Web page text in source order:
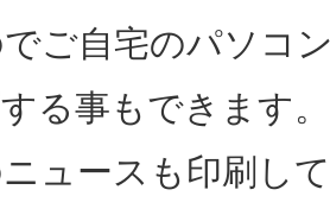
ご自宅のパソコ
る事もできます。
ュースも印刷し